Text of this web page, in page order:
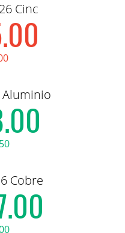
Cinc
Aluminio
Cobre